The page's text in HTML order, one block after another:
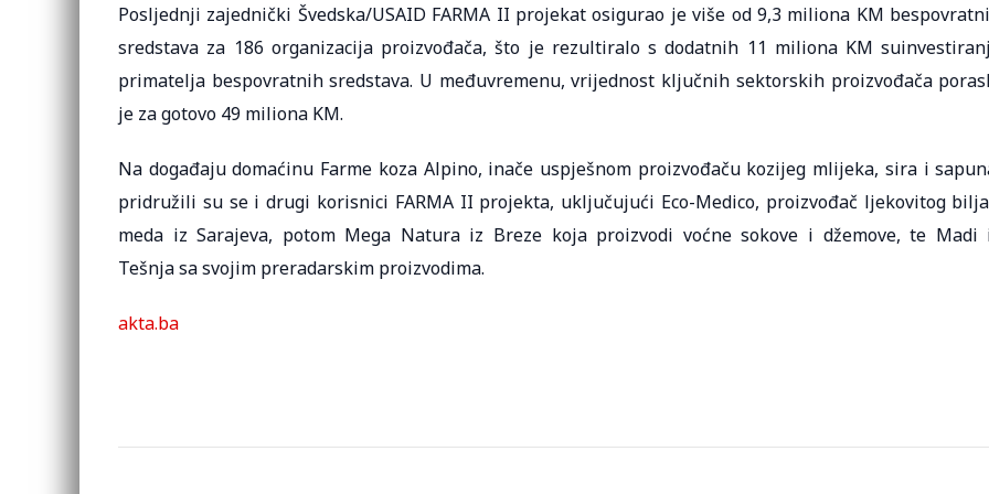
Posljednji zajednički Švedska/USAID FARMA II projekat osigurao je više od 9,3 miliona KM
sredstava za 186 organizacija proizvođača, što je rezultiralo s dodatnih 11 miliona KM
primatelja bespovratnih sredstava. U međuvremenu, vrijednost ključnih sektorskih proizvođača
je za gotovo 49 miliona KM.
Na događaju domaćinu Farme koza Alpino, inače uspješnom proizvođaču kozijeg mlijeka, sira i
pridružili su se i drugi korisnici FARMA II projekta, uključujući Eco-Medico, proizvođač ljekovitog
meda iz Sarajeva, potom Mega Natura iz Breze koja proizvodi voćne sokove i džemove, te Madi
Tešnja sa svojim preradarskim proizvodima.
akta.ba